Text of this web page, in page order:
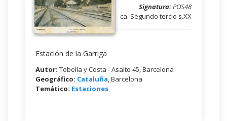
Signatura:POS48
ca. Segundo tercio s.XX
Estación de la Garriga
Autor: Tobella y Costa - Asalto 45, Barcelona
Geográfico: Cataluña, Barcelona
Temático: Estaciones